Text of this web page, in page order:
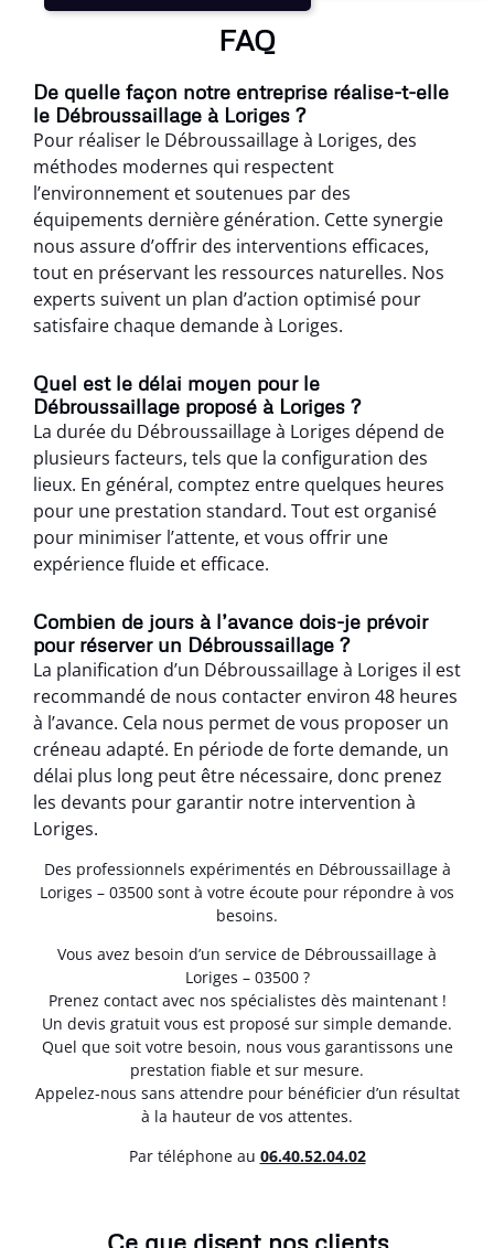
FAQ
De quelle façon notre entreprise réalise-t-elle
le Débroussaillage à Loriges ?
Pour réaliser le Débroussaillage à Loriges, des
méthodes modernes qui respectent
l’environnement et soutenues par des
équipements dernière génération. Cette synergie
nous assure d’offrir des interventions efficaces,
tout en préservant les ressources naturelles. Nos
experts suivent un plan d’action optimisé pour
satisfaire chaque demande à Loriges.
Quel est le délai moyen pour le
Débroussaillage proposé à Loriges ?
La durée du Débroussaillage à Loriges dépend de
plusieurs facteurs, tels que la configuration des
lieux. En général, comptez entre quelques heures
pour une prestation standard. Tout est organisé
pour minimiser l’attente, et vous offrir une
expérience fluide et efficace.
Combien de jours à l’avance dois-je prévoir
pour réserver un Débroussaillage ?
La planification d’un Débroussaillage à Loriges il est
recommandé de nous contacter environ 48 heures
à l’avance. Cela nous permet de vous proposer un
créneau adapté. En période de forte demande, un
délai plus long peut être nécessaire, donc prenez
les devants pour garantir notre intervention à
Loriges.
Des professionnels expérimentés en Débroussaillage à
Loriges – 03500 sont à votre écoute pour répondre à vos
besoins.
Vous avez besoin d’un service de Débroussaillage à
Loriges – 03500 ?
Prenez contact avec nos spécialistes dès maintenant !
Un devis gratuit vous est proposé sur simple demande.
Quel que soit votre besoin, nous vous garantissons une
prestation fiable et sur mesure.
Appelez-nous sans attendre pour bénéficier d’un résultat
à la hauteur de vos attentes.
Par téléphone au 06.40.52.04.02
Ce que disent nos clients